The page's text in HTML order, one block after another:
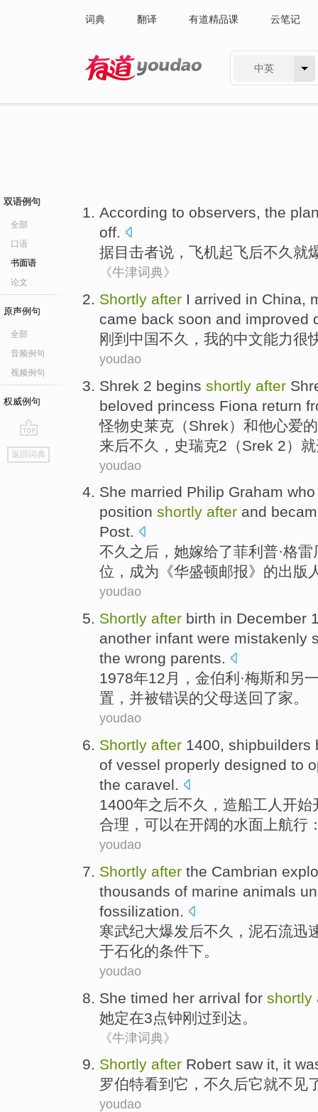
词典 翻译 有道精品课 云笔记
中英
双语例句
全部
口语
书面语
论文
原声例句
全部
音频例句
视频例句
权威例句
go
top
返回词典
According to observers, the
off.
据目击者说 ， 飞机起飞后不久就
《牛津词典》
Shortly after I arrived in China,
came back soon and improved
刚 到中国不久，我的中文能力很
youdao
Shrek 2 begins shortly after
beloved princess Fiona return
怪物史莱克 （Shrek） 和他心爱的
来后不久 ，史瑞克2 （Srek 2）就
youdao
She married Philip Graham
position shortly after and
Post.
不久 之后 ， 她嫁给了菲利普·格雷
位 ， 成为 《华盛顿邮报》的出版
youdao
Shortly after birth in December
another infant were mistakenly
the wrong parents.
1978年12月 ， 金伯利 ·梅斯和 另
置 ， 并被错误的父母送回 了家。
youdao
Shortly after 1400, shipbuilders
of vessel properly designed to
the caravel.
1400年之后不久 ， 造船工人 开始
合理 ， 可以在开阔的水面 上航行
youdao
Shortly after the Cambrian
thousands of marine animals
fossilization.
寒武纪大爆发后不久 ， 泥石流迅
于石化的条件下。
youdao
She timed her arrival for shortly
她定在3点钟刚 过到达 。
《牛津词典》
Shortly after Robert saw it, it
罗伯特看到它，不久后它就不见
youdao